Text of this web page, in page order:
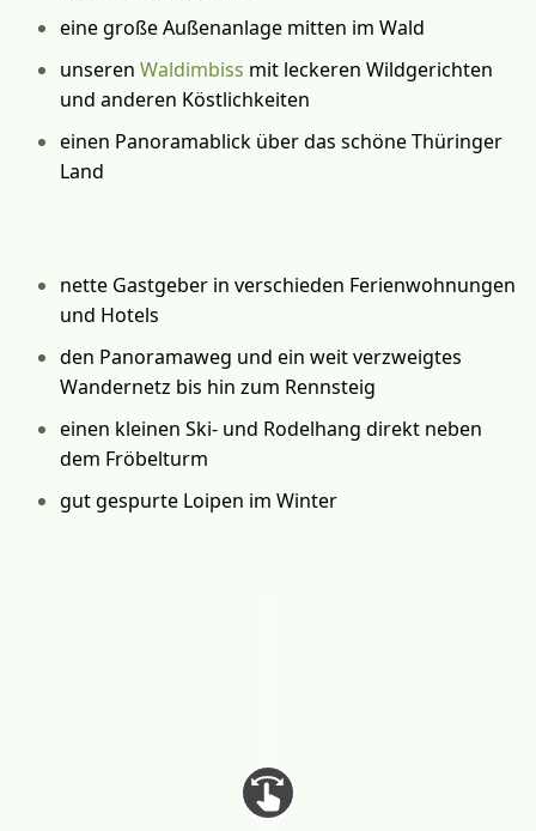
eine große Außenanlage mitten im Wald
unseren Waldimbiss mit leckeren Wildgerichten
und anderen Köstlichkeiten
einen Panoramablick über das schöne Thüringer
Land
nette Gastgeber in verschieden Ferienwohnungen
und Hotels
den Panoramaweg und ein weit verzweigtes
Wandernetz bis hin zum Rennsteig
einen kleinen Ski- und Rodelhang direkt neben
dem Fröbelturm
gut gespurte Loipen im Winter